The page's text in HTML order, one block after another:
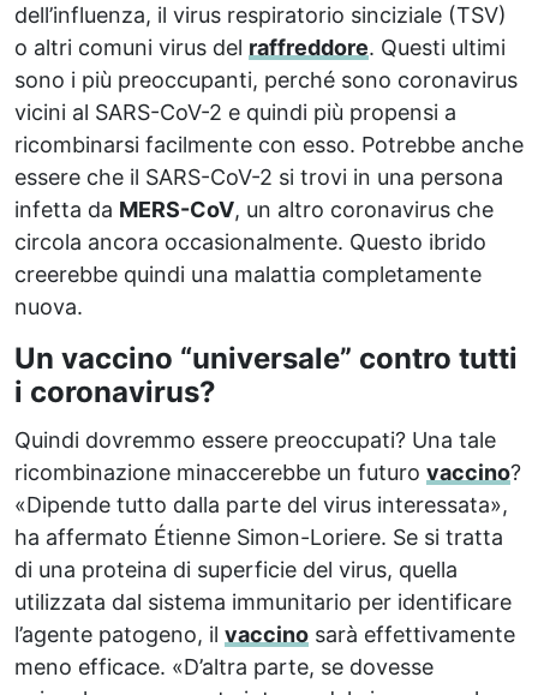
dell’influenza, il virus respiratorio sinciziale (TSV)
o altri comuni virus del raffreddore. Questi ultimi
sono i più preoccupanti, perché sono coronavirus
vicini al SARS-CoV-2 e quindi più propensi a
ricombinarsi facilmente con esso. Potrebbe anche
essere che il SARS-CoV-2 si trovi in ​​una persona
infetta da MERS-CoV, un altro coronavirus che
circola ancora occasionalmente. Questo ibrido
creerebbe quindi una malattia completamente
nuova.
Un vaccino “universale” contro tutti
i coronavirus?
Quindi dovremmo essere preoccupati? Una tale
ricombinazione minaccerebbe un futuro vaccino?
«Dipende tutto dalla parte del virus interessata»,
ha affermato Étienne Simon-Loriere. Se si tratta
di una proteina di superficie del virus, quella
utilizzata dal sistema immunitario per identificare
l’agente patogeno, il vaccino sarà effettivamente
meno efficace. «D’altra parte, se dovesse